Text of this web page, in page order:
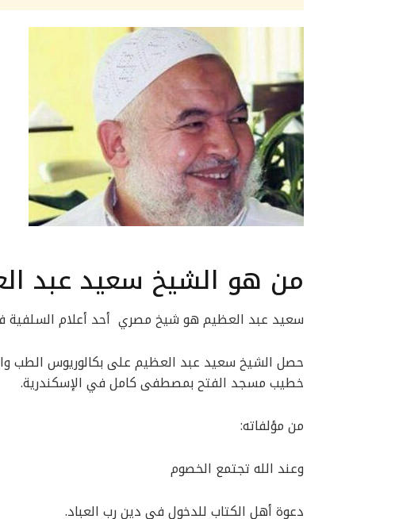
من هو الشيخ سعيد عبد
سعيد عبد العظيم هو شيخ مصري أحد أعلام السلفية
خطيب مسجد الفتح بمصطفى كامل في الإسكندرية.
من مؤلفاته:
وعند الله تجتمع الخصوم
دعوة أهل الكتاب للدخول في دين رب العباد.